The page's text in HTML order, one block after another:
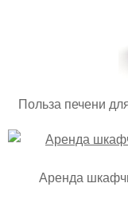
Польза печени
Аренда